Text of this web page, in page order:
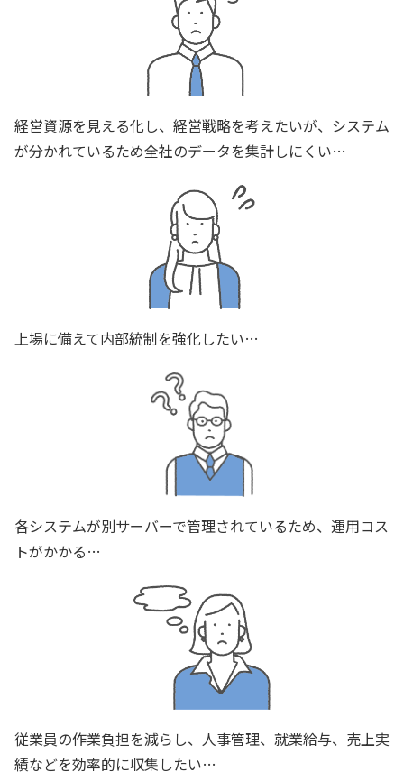
経営資源を見える化し、経営戦略を考えたいが、システム
が分かれているため全社のデータを集計しにくい…
上場に備えて内部統制を強化したい…
各システムが別サーバーで管理されているため、運用コス
トがかかる…
従業員の作業負担を減らし、人事管理、就業給与、売上実
績などを効率的に収集したい…